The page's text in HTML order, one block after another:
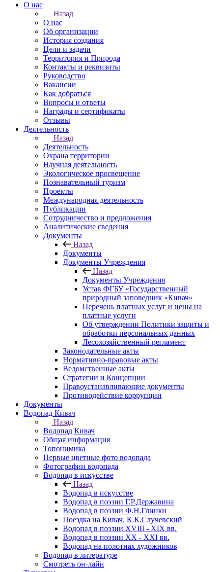
О нас
Назад
О нас
Об организации
История создания
Цели и задачи
Территория и Природа
Контакты и реквизиты
Руководство
Вакансии
Как добраться
Вопросы и ответы
Награды и сертификаты
Отзывы
Деятельность
Назад
Деятельность
Охрана территории
Научная деятельность
Экологическое просвещение
Познавательный туризм
Проекты
Международная деятельность
Публикации
Сотрудничество и предложения
Аналитические сведения
Документы
Назад
Документы
Документы Учреждения
Назад
Документы Учреждения
Устав ФГБУ «Государственный
природный заповедник «Кивач»
Перечень платных услуг и цены на
платные услуги
Об утверждении Политики защиты и
обработки персональных данных
Лесохозяйственный регламент
Законодательные акты
Нормативно-правовые акты
Ведомственные акты
Стратегии и Концепции
Правоустанавливающие документы
Противодействие коррупции
Документы
Водопад Кивач
Назад
Водопад Кивач
Общая информация
Топонимика
Первые цветные фото водопада
Фотографии водопада
Водопад в искусстве
Назад
Водопад в искусстве
Водопад в поэзии Г.Р.Державина
Водопад в поэзии Ф.Н.Глинки
Поездка на Кивач. К.К.Случевский
Водопад в поэзии XVIII - XIX вв.
Водопад в поэзии XX - XXI вв.
Водопад на полотнах художников
Водопад в литературе
Смотреть он-лайн